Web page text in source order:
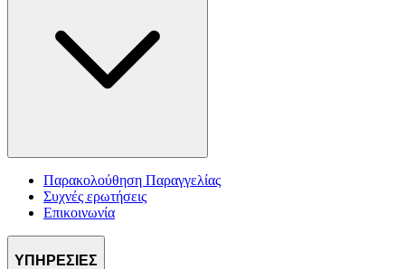
Παρακολούθηση Παραγγελίας
Συχνές ερωτήσεις
Επικοινωνία
ΥΠΗΡΕΣΙΕΣ